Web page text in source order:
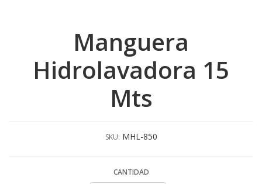
Manguera
Hidrolavadora 15
Mts
SKU: MHL-850
CANTIDAD